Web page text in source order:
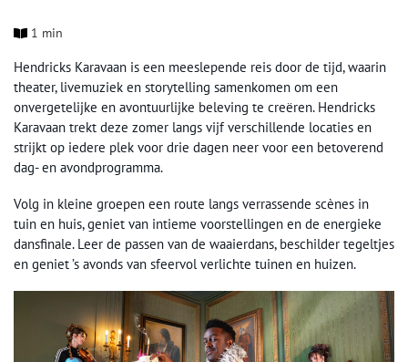
1 min
Hendricks Karavaan is een meeslepende reis door de tijd, waarin
theater, livemuziek en storytelling samenkomen om een
onvergetelijke en avontuurlijke beleving te creëren. Hendricks
Karavaan trekt deze zomer langs vijf verschillende locaties en
strijkt op iedere plek voor drie dagen neer voor een betoverend
dag- en avondprogramma.
Volg in kleine groepen een route langs verrassende scènes in
tuin en huis, geniet van intieme voorstellingen en de energieke
dansfinale. Leer de passen van de waaierdans, beschilder tegeltjes
en geniet ’s avonds van sfeervol verlichte tuinen en huizen.